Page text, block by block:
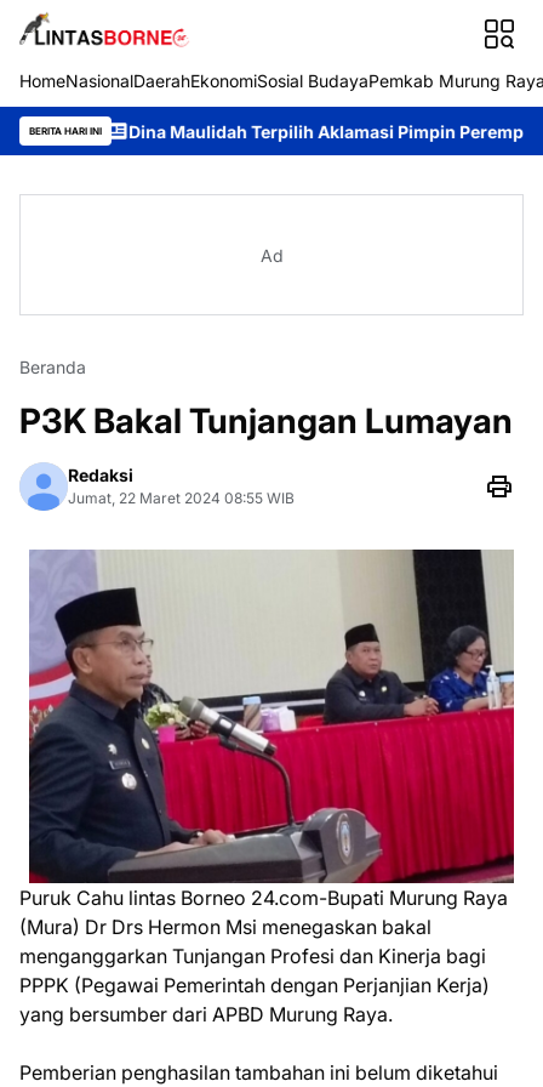
HomeNasionalDaerahEkonomiSosial BudayaPemkab Murung
BERITA HARI INI
Dina Maulidah Terpilih Aklamasi Pimpin Perempuan Bangsa
Ad
Beranda
P3K Bakal Tunjangan Lumayan
Redaksi
Jumat, 22 Maret 2024 08:55 WIB
Puruk Cahu lintas Borneo 24.com-Bupati Murung Raya
(Mura) Dr Drs Hermon Msi menegaskan bakal
menganggarkan Tunjangan Profesi dan Kinerja bagi
PPPK (Pegawai Pemerintah dengan Perjanjian Kerja)
yang bersumber dari APBD Murung Raya.
Pemberian penghasilan tambahan ini belum diketahui